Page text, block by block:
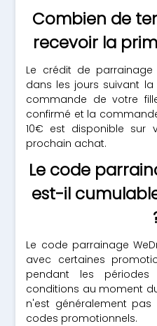
Combien de
recevoir la
Le crédit de
dans les jours suivant
commande de votre
confirmé et la
10€ est disponible sur
prochain achat.
Le code
est-il
Le code parrainage
avec certaines
pendant les
conditions au moment
n'est généralement
codes promotionnels.